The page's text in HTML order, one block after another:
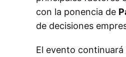
con la ponencia de
de decisiones
El evento